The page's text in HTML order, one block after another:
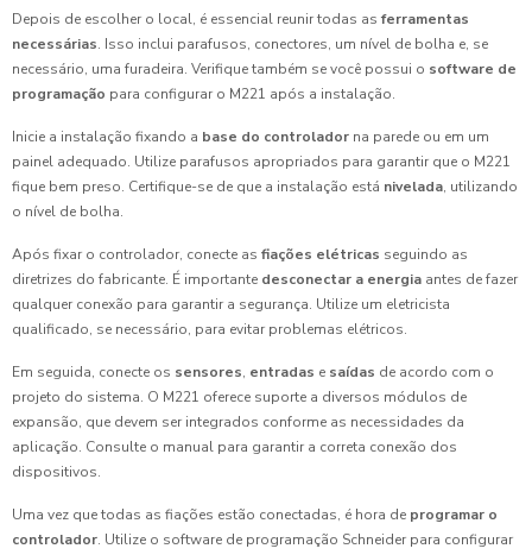
Depois de escolher o local, é essencial reunir todas as ferramentas
necessárias. Isso inclui parafusos, conectores, um nível de bolha e, se
necessário, uma furadeira. Verifique também se você possui o software de
programação para configurar o M221 após a instalação.
Inicie a instalação fixando a base do controlador na parede ou em um
painel adequado. Utilize parafusos apropriados para garantir que o M221
fique bem preso. Certifique-se de que a instalação está nivelada, utilizando
o nível de bolha.
Após fixar o controlador, conecte as fiações elétricas seguindo as
diretrizes do fabricante. É importante desconectar a energia antes de fazer
qualquer conexão para garantir a segurança. Utilize um eletricista
qualificado, se necessário, para evitar problemas elétricos.
Em seguida, conecte os sensores, entradas e saídas de acordo com o
projeto do sistema. O M221 oferece suporte a diversos módulos de
expansão, que devem ser integrados conforme as necessidades da
aplicação. Consulte o manual para garantir a correta conexão dos
dispositivos.
Uma vez que todas as fiações estão conectadas, é hora de programar o
controlador. Utilize o software de programação Schneider para configurar